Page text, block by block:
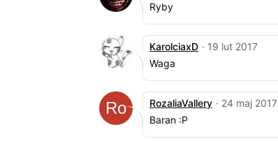
Ryby
KarolciaxD · 19 lut 2017
Waga
RozaliaVallery · 24 maj 2017
Baran :P